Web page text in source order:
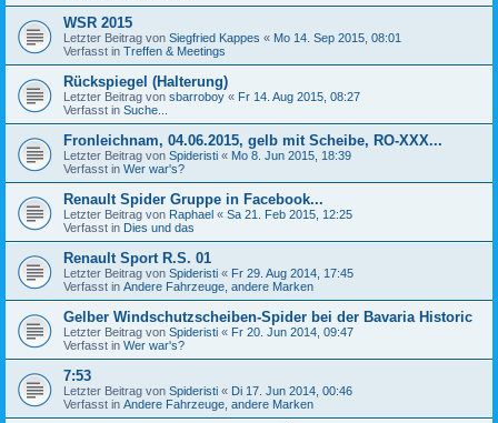
WSR 2015
Letzter Beitrag von Siegfried Kappes « Mo 14. Sep 2015, 08:01
Verfasst in Treffen & Meetings
Rückspiegel (Halterung)
Letzter Beitrag von sbarroboy « Fr 14. Aug 2015, 08:27
Verfasst in Suche...
Fronleichnam, 04.06.2015, gelb mit Scheibe, RO-XXX...
Letzter Beitrag von Spideristi « Mo 8. Jun 2015, 18:39
Verfasst in Wer war's?
Renault Spider Gruppe in Facebook...
Letzter Beitrag von Raphael « Sa 21. Feb 2015, 12:25
Verfasst in Dies und das
Renault Sport R.S. 01
Letzter Beitrag von Spideristi « Fr 29. Aug 2014, 17:45
Verfasst in Andere Fahrzeuge, andere Marken
Gelber Windschutzscheiben-Spider bei der Bavaria Historic
Letzter Beitrag von Spideristi « Fr 20. Jun 2014, 09:47
Verfasst in Wer war's?
7:53
Letzter Beitrag von Spideristi « Di 17. Jun 2014, 00:46
Verfasst in Andere Fahrzeuge, andere Marken